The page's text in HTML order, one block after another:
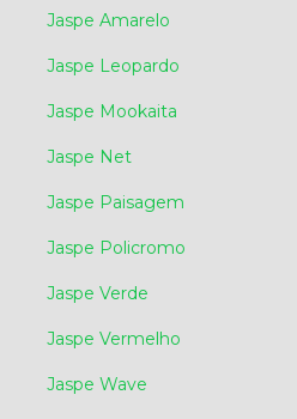
Jaspe Amarelo
Jaspe Leopardo
Jaspe Mookaita
Jaspe Net
Jaspe Paisagem
Jaspe Policromo
Jaspe Verde
Jaspe Vermelho
Jaspe Wave